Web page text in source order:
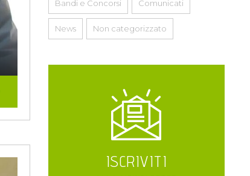
Bandi e Concorsi Comunicati
News Non categorizzato
ISCRIVITI